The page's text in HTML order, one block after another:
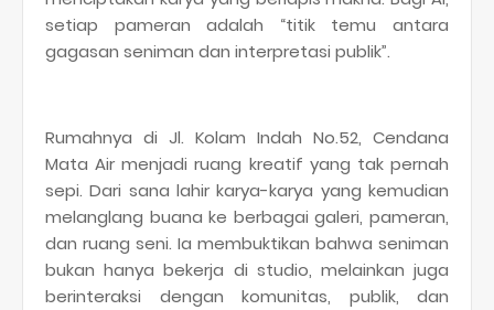
setiap pameran adalah “titik temu antara
gagasan seniman dan interpretasi publik”.
Rumahnya di Jl. Kolam Indah No.52, Cendana
Mata Air menjadi ruang kreatif yang tak pernah
sepi. Dari sana lahir karya-karya yang kemudian
melanglang buana ke berbagai galeri, pameran,
dan ruang seni. Ia membuktikan bahwa seniman
bukan hanya bekerja di studio, melainkan juga
berinteraksi dengan komunitas, publik, dan